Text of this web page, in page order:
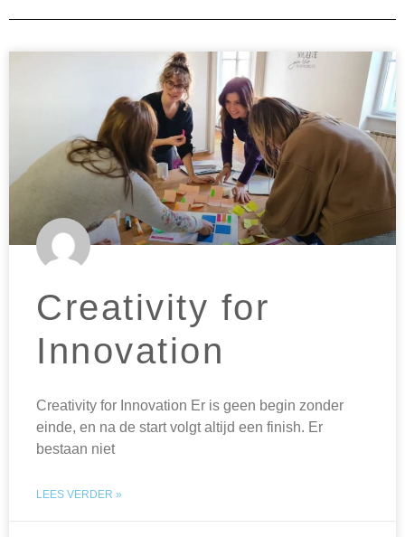
Creativity for
Innovation
Creativity for Innovation Er is geen begin zonder
einde, en na de start volgt altijd een finish. Er
bestaan niet
LEES VERDER »